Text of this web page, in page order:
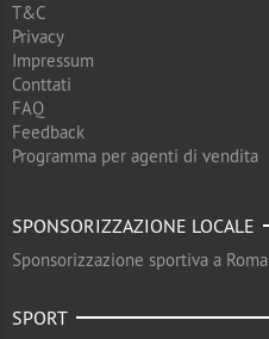
T&C
Privacy
Impressum
Conttati
FAQ
Feedback
Programma per agenti di vendita
SPONSORIZZAZIONE LOCALE
Sponsorizzazione sportiva a Roma
SPORT